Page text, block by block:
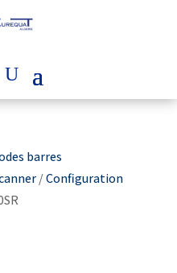
barres
/Configuration